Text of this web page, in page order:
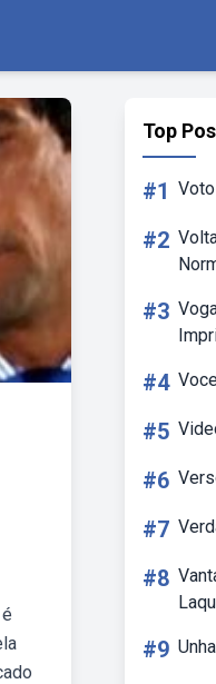
Top
#1
#2
#3
#4
#5
#6
#7
#8
#9